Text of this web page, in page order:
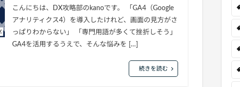
こんにちは、DX攻略部のkanoです。 「GA4（Google
アナリティクス4）を導入したけれど、画面の見方がさ
っぱりわからない」 「専門用語が多くて挫折しそう」
GA4を活用するうえで、そんな悩みを […]
続きを読む